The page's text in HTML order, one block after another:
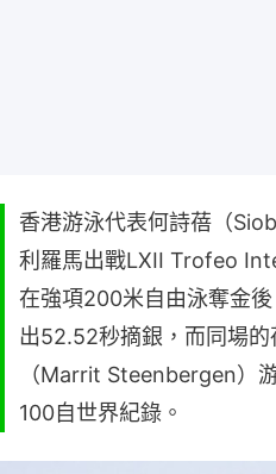
香港游泳代表何詩蓓（
利羅馬出戰LXII Trofeo
在強項200米自由泳奪金
出52.52秒摘銀，而同場
（Marrit Steenbergen）
100自世界紀錄。